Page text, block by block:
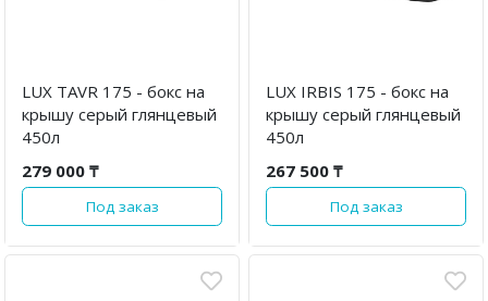
LUX TAVR 175 - бокс на
крышу серый глянцевый
450л
279 000 ₸
Под заказ
LUX IRBIS 175 - бокс на
крышу серый глянцевый
450л
267 500 ₸
Под заказ